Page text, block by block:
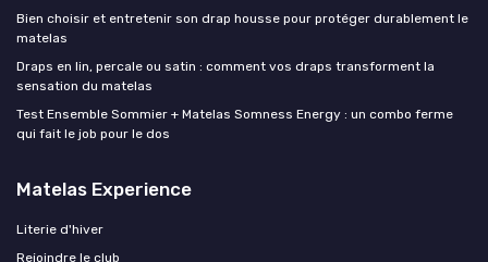
Bien choisir et entretenir son drap housse pour protéger durablement le
matelas
Draps en lin, percale ou satin : comment vos draps transforment la
sensation du matelas
Test Ensemble Sommier + Matelas Somness Energy : un combo ferme
qui fait le job pour le dos
Matelas Experience
Literie d'hiver
Rejoindre le club